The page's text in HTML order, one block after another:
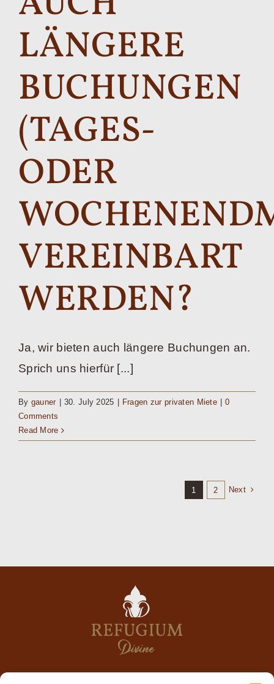
LÄNGERE
BUCHUNGEN
(TAGES-
ODER
VEREINBART
WERDEN?
Ja, wir bieten auch längere Buchungen an.
Sprich uns hierfür [...]
By gauner 30. July 2025 Fragen zur privaten Miete
0
Comments
Read More
1 2 Next